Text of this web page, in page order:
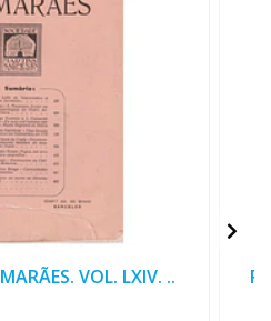
VOL. LXIV. ..